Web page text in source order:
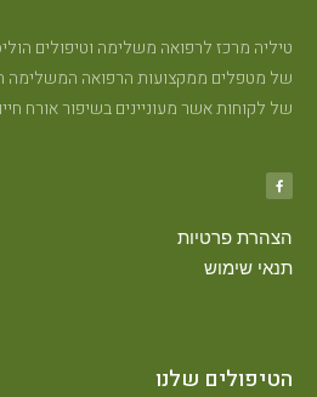
טיליה מרכז לרפואה משלימה וטיפולים
של מטפלים ממקצועות הרפואה המשלימה
של לקוחות אשר מעוניינים בשיפור אורח
הצהרת פרטיות
תנאי שימוש
הטיפולים שלנו